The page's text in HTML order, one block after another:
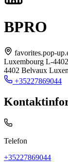
BPRO
favorites.pop-
Luxembourg L-
4402 Belvaux
+35227869044
Telefon
+35227869044